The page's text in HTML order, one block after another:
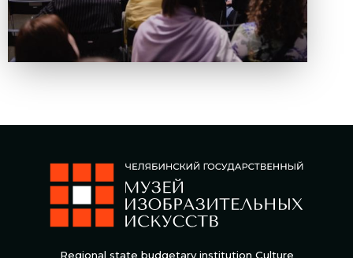
Regional state budgetary institution Culture